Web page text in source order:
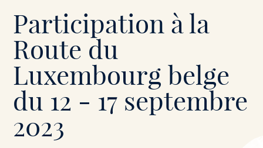
Mont-
le-
Soie
•
Participation à la
Route du
Luxembourg belge
du 12 - 17 septembre
2023